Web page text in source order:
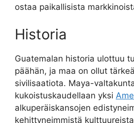
ostaa paikallisista
Historia
Guatemalan historia ulottuu
päähän, ja maa on ollut
sivilisaatiota. Maya-
kukoistuskaudellaan yksi
alkuperäiskansojen
kehittyneimmistä